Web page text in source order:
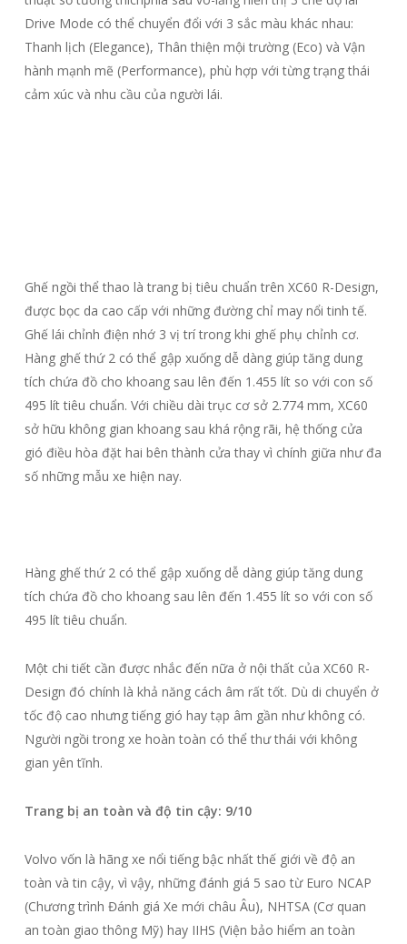
Drive Mode có thể chuyển đổi với 3 sắc màu khác nhau:
Thanh lịch (Elegance), Thân thiện mội trường (Eco) và Vận
hành mạnh mẽ (Performance), phù hợp với từng trạng thái
cảm xúc và nhu cầu của người lái.
Ghế ngồi thể thao là trang bị tiêu chuẩn trên XC60 R-Design,
được bọc da cao cấp với những đường chỉ may nổi tinh tế.
Ghế lái chỉnh điện nhớ 3 vị trí trong khi ghế phụ chỉnh cơ.
Hàng ghế thứ 2 có thể gập xuống dễ dàng giúp tăng dung
tích chứa đồ cho khoang sau lên đến 1.455 lít so với con số
495 lít tiêu chuẩn. Với chiều dài trục cơ sở 2.774 mm, XC60
sở hữu không gian khoang sau khá rộng rãi, hệ thống cửa
gió điều hòa đặt hai bên thành cửa thay vì chính giữa như đa
số những mẫu xe hiện nay.
Hàng ghế thứ 2 có thể gập xuống dễ dàng giúp tăng dung
tích chứa đồ cho khoang sau lên đến 1.455 lít so với con số
495 lít tiêu chuẩn.
Một chi tiết cần được nhắc đến nữa ở nội thất của XC60 R-
Design đó chính là khả năng cách âm rất tốt. Dù di chuyển ở
tốc độ cao nhưng tiếng gió hay tạp âm gần như không có.
Người ngồi trong xe hoàn toàn có thể thư thái với không
gian yên tĩnh.
Trang bị an toàn và độ tin cậy: 9/10
Volvo vốn là hãng xe nổi tiếng bậc nhất thế giới về độ an
toàn và tin cậy, vì vậy, những đánh giá 5 sao từ Euro NCAP
(Chương trình Đánh giá Xe mới châu Âu), NHTSA (Cơ quan
an toàn giao thông Mỹ) hay IIHS (Viện bảo hiểm an toàn